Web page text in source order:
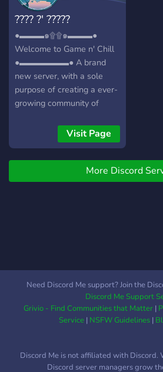
möglichst minimalistischen
und übersichtlichen Aufbau.
- ein Support System und
ein aktives Team, welches
jederzeit für deine Fragen
da ist. ...und vieles mehr!
Also komm vorbei und
schau es dir gerne an! Bitte
Server noch im Aufbau ist
und viele Funktionen noch
???? ?' ?????
●▬▬▬๑۩۩๑▬▬▬●
Welcome to Game n' Chill
●▬▬▬▬▬▬● A brand
new server, with a sole
purpose of creating a ever-
growing community of
┏╋━━━━━━━━━━━◥◣◆◢◤━━━━━━━━━━━╋┓
What we offer: [-] | ❃
Gamers (within a variety of
games) [-] | ❃ Music Bot /
Many More! [-] | ❃ Friendly
Youtubers/Streamers +
Advertising (must have at
least 150 subs/50
followers) [-] | ❃ Earnable
Events/Giveaways [-] | ❃
Visit Page
More Discord
Need Discord Me support? Join the
Discord Me Support
Grivio - Find Communities that Matter|
Service| NSFW Guidelines|
Discord Me is not affiliated with Discord.
Discord server managers grow